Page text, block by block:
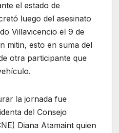
el estado de
luego del asesinato
Villavicencio el 9 de
mitin, esto en suma del
otra participante que
la jornada fue
del Consejo
Diana Atamaint quien